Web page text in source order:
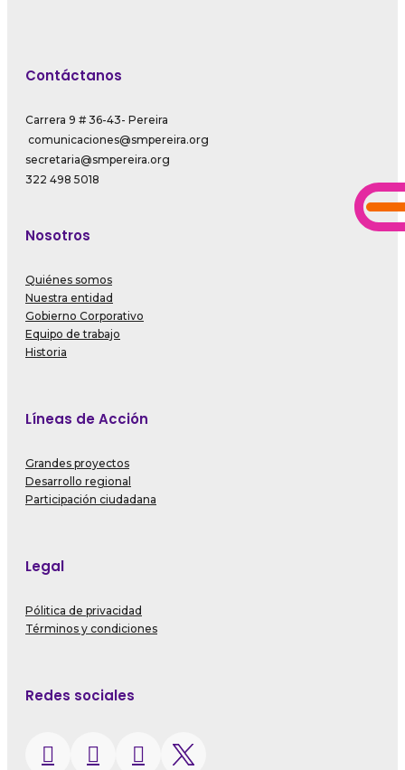
Contáctanos
Carrera 9 # 36-43- Pereira
comunicaciones@smpereira.org
secretaria@smpereira.org
322 498 5018
Nosotros
Quiénes somos
Nuestra entidad
Gobierno Corporativo
Equipo de trabajo
Historia
Líneas de Acción
Grandes proyectos
Desarrollo regional
Participación ciudadana
Legal
Pólitica de privacidad
Términos y condiciones
Redes sociales